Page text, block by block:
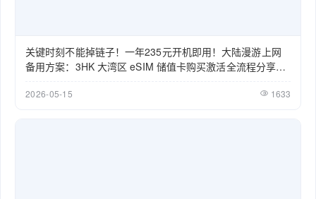
关键时刻不能掉链子！一年235元开机即用！大陆漫游上网
备用方案：3HK 大湾区 eSIM 储值卡购买激活全流程分享
2026-05-15 1633